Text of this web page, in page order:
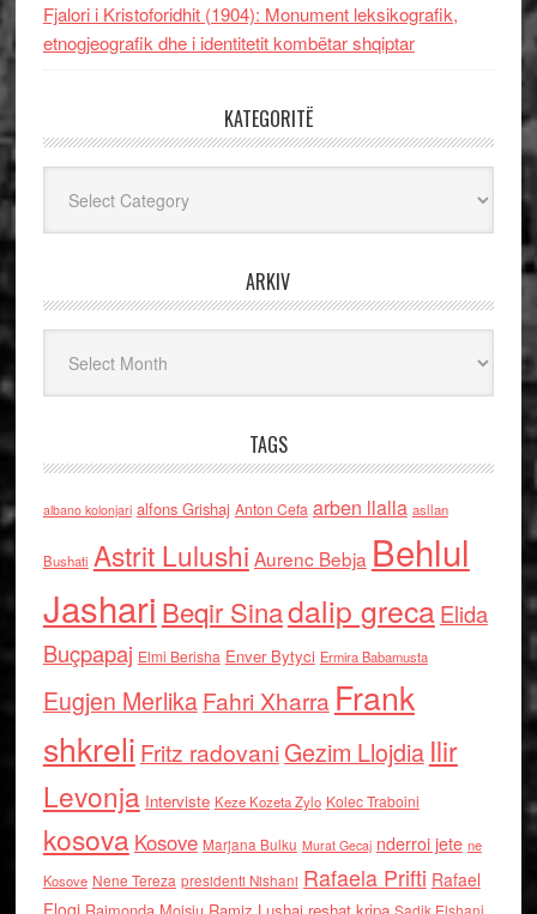
Fjalori i Kristoforidhit (1904): Monument leksikografik,
etnogjeografik dhe i identitetit kombëtar shqiptar
KATEGORITË
ARKIV
TAGS
albano kolonjari alfons Grishaj Anton Cefa arben llalla asllan
Bushati Astrit Lulushi Aurenc Bebja Behlul
Jashari Beqir Sinadalip grecaElida
Buçpapaj Elmi Berisha Enver Bytyci Ermira Babamusta
Eugjen MerlikaFahri Xharra Frank
shkreli Fritz radovaniGezim Llojdia Ilir
Levonja Interviste Keze Kozeta Zylo Kolec Traboini
kosova Kosove Marjana Bulku Murat Gecaj nderroi jete ne
Kosove Nene Tereza presidenti Nishani Rafaela Prifti Rafael
Floqi
Sadik Elshani